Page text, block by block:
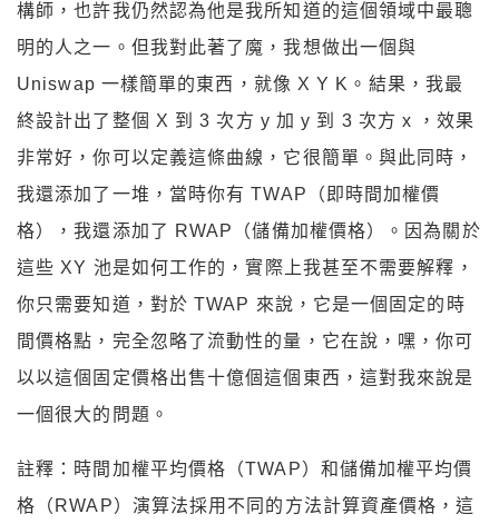
構師，也許我仍然認為他是我所知道的這個領域中最聰
明的人之一。但我對此著了魔，我想做出一個與
Uniswap 一樣簡單的東西，就像 X Y K。結果，我最
終設計出了整個 X 到 3 次方 y 加 y 到 3 次方 x ，效果
非常好，你可以定義這條曲線，它很簡單。與此同時，
我還添加了一堆，當時你有 TWAP（即時間加權價
格），我還添加了 RWAP（儲備加權價格）。因為關於
這些 XY 池是如何工作的，實際上我甚至不需要解釋，
你只需要知道，對於 TWAP 來說，它是一個固定的時
間價格點，完全忽略了流動性的量，它在說，嘿，你可
以以這個固定價格出售十億個這個東西，這對我來說是
一個很大的問題。
註釋：時間加權平均價格（TWAP）和儲備加權平均價
格（RWAP）演算法採用不同的方法計算資產價格，這